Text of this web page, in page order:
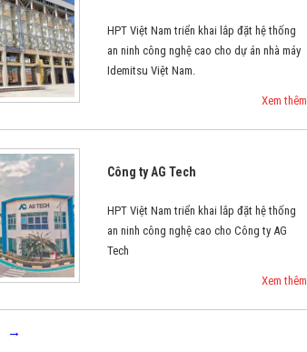
HPT Việt Nam triển khai lắp đặt hệ thống
an ninh công nghệ cao cho dự án nhà máy
Idemitsu Việt Nam.
Xem thêm
Công ty AG Tech
HPT Việt Nam triển khai lắp đặt hệ thống
an ninh công nghệ cao cho Công ty AG
Tech
Xem thêm
→